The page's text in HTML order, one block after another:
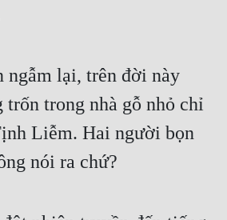
ngẫm lại, trên đời này
trốn trong nhà gỗ nhỏ chỉ
Liễm. Hai người bọn
nói ra chứ?